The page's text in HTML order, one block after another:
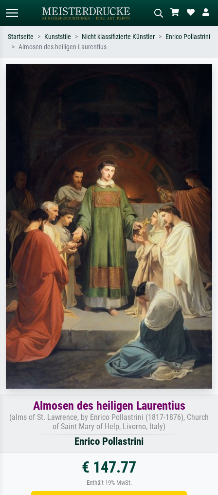
Startseite Kunststile Nicht klassifizierte Künstler
Enrico Pollastrini
Almosen des heiligen Laurentius
Almosen des heiligen Laurentius
(alms of St. Lawrence, by Enrico Pollastrini (1817-1876), Church
of Saint Mary of Help, Livorno, Italy)
Enrico Pollastrini
€ 147.77
Enthält 19% MwSt.